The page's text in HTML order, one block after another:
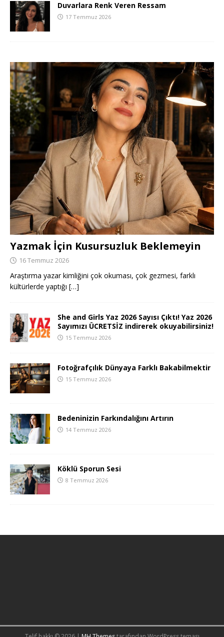
Duvarlara Renk Veren Ressam
17 Temmuz 2026
Yazmak İçin Kusursuzluk Beklemeyin
16 Temmuz 2026
Araştırma yazar kimliğini çok okuması, çok gezmesi, farklı
kültürlerde yaptığı […]
She and Girls Yaz 2026 Sayısı Çıktı! Yaz 2026
Sayımızı ÜCRETSİZ indirerek okuyabilirsiniz!
15 Temmuz 2026
Fotoğrafçılık Dünyaya Farklı Bakabilmektir
15 Temmuz 2026
Bedeninizin Farkındalığını Artırın
14 Temmuz 2026
Köklü Sporun Sesi
8 Temmuz 2026